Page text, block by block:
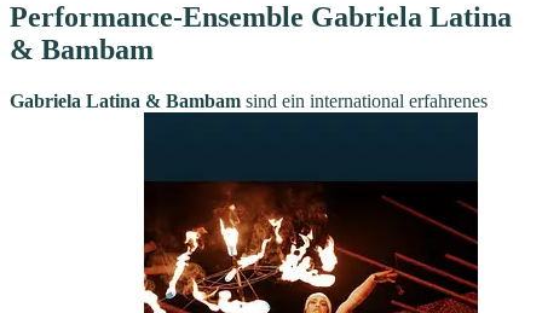
Performance-Ensemble Gabriela Latina
& Bambam
Gabriela Latina & Bambam sind ein international erfahrenes